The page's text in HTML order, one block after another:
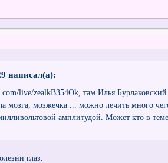
написал(а):
live/zealkB354Ok, там Илья
мозга, мозжечка ... можно лечить много
амплитудой. Может кто в
глаз.